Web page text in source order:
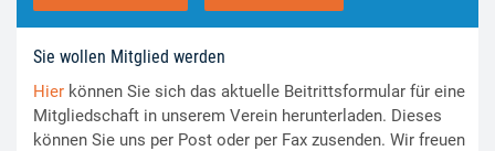
Sie wollen Mitglied werden
Hier können Sie sich das aktuelle Beitrittsformular für eine
Mitgliedschaft in unserem Verein herunterladen. Dieses
können Sie uns per Post oder per Fax zusenden. Wir freuen